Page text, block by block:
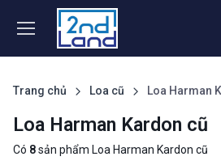
Trang chủ Loa cũ Loa Harman
Loa Harman Kardon cũ
Có 8sản phẩm Loa Harman Kardon cũ